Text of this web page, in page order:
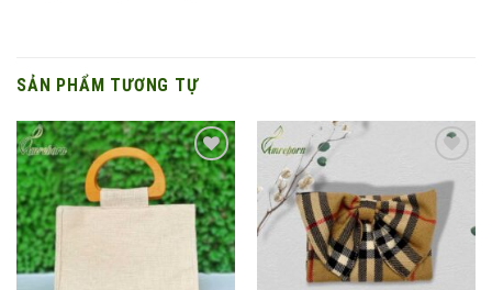
SẢN PHẨM TƯƠNG TỰ
Add to
wishlist
Add to
wishlist